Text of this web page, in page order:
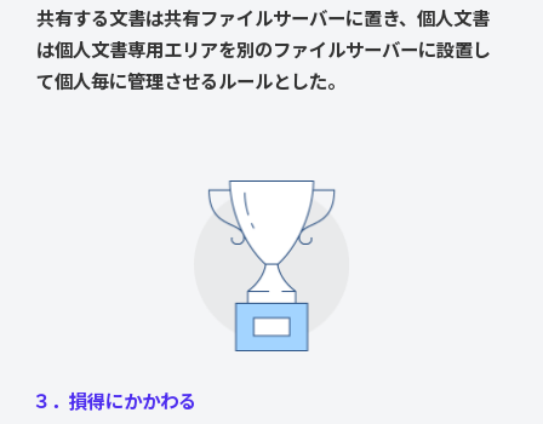
共有する文書は共有ファイルサーバーに置き、個人文書
は個人文書専用エリアを別のファイルサーバーに設置し
て個人毎に管理させるルールとした。
３．損得にかかわる